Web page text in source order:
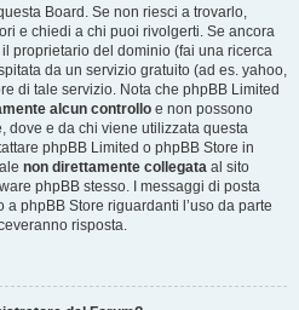
Board. Se non riesci a trovarlo,
e chiedi a chi puoi rivolgerti. Se ancora
proprietario del dominio (fai una ricerca
da un servizio gratuito (ad es. yahoo,
di tale servizio. Nota che phpBB Limited
alcun controllo e non possono
dove e da chi viene utilizzata questa
phpBB Limited o phpBB Store in
non direttamente collegata al sito
phpBB stesso. I messaggi di posta
phpBB Store riguardanti l’uso da parte
risposta.